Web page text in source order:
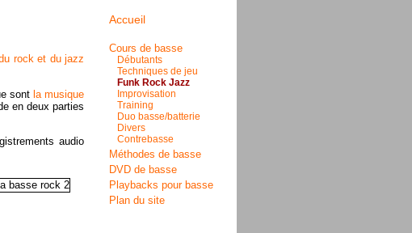
rock et du jazz
sont la musique
en deux parties
audio
Accueil
Cours de basse
Débutants
Techniques de jeu
Funk Rock Jazz
Improvisation
Training
Duo basse/batterie
Divers
Contrebasse
Méthodes de basse
DVD de basse
Playbacks pour basse
Plan du site